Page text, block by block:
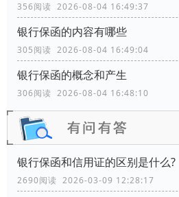
356阅读 2026-08-04 16:49:37
银行保函的内容有哪些
305阅读 2026-08-04 16:49:04
银行保函的概念和产生
306阅读 2026-08-04 16:48:10
银行保函和信用证的区别是什么?
2690阅读 2026-03-09 12:28:17